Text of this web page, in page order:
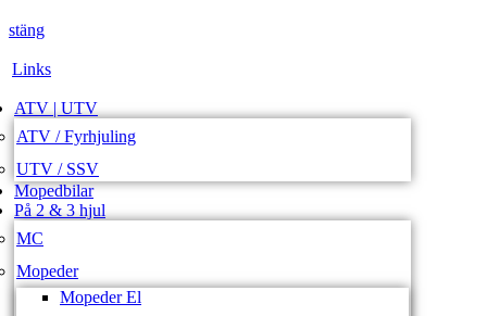
stäng
Links
ATV | UTV
ATV / Fyrhjuling
UTV / SSV
Mopedbilar
På 2 & 3 hjul
MC
Mopeder
Mopeder El